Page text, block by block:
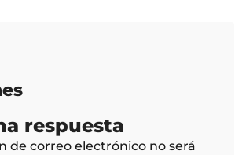
respuesta
de correo electrónico no será